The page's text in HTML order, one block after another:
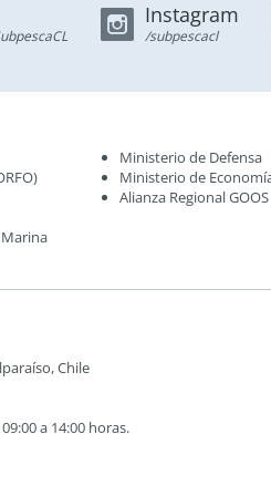
Instagram
/subpescacl
Ministerio de Defensa
Ministerio de
Alianza Regional
Chile
a 14:00 horas.